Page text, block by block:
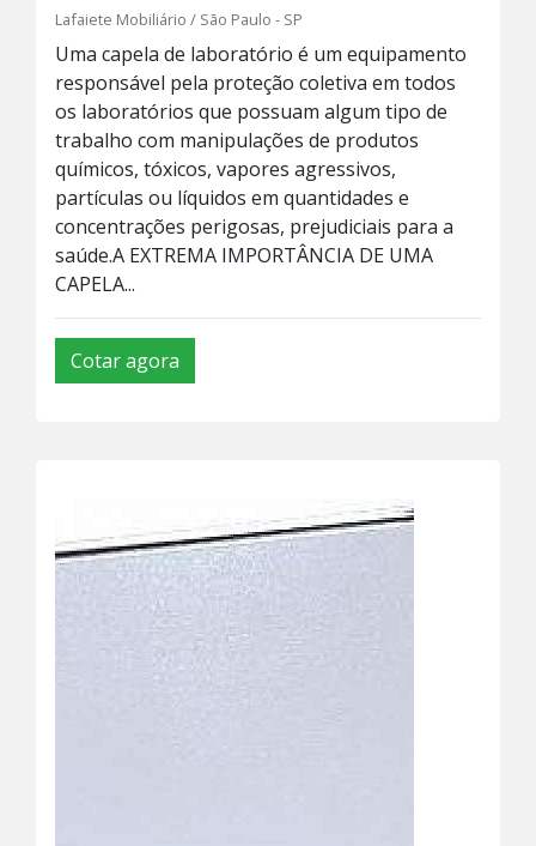
Lafaiete Mobiliário / São Paulo - SP
Uma capela de laboratório é um equipamento
responsável pela proteção coletiva em todos
os laboratórios que possuam algum tipo de
trabalho com manipulações de produtos
químicos, tóxicos, vapores agressivos,
partículas ou líquidos em quantidades e
concentrações perigosas, prejudiciais para a
saúde.A EXTREMA IMPORTÂNCIA DE UMA
CAPELA...
Cotar agora